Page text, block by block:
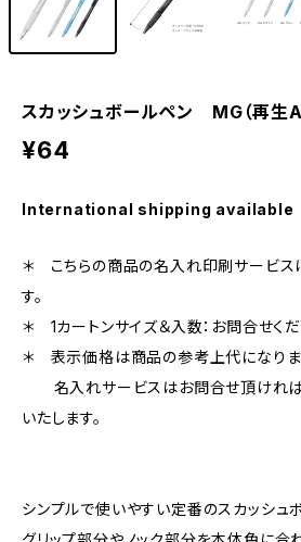
スカッシュボールペン MG（再生
¥64
International shipping available
＊ こちらの商品の名入れ印刷サービス
す。
＊ 1カートンサイズ＆入数：お問合せくだ
＊ 表示価格は商品の参考上代になりま
名入れサービスはお問合せ頂ければ
いたします。
シンプルで使いやすい定番のスカッシュ